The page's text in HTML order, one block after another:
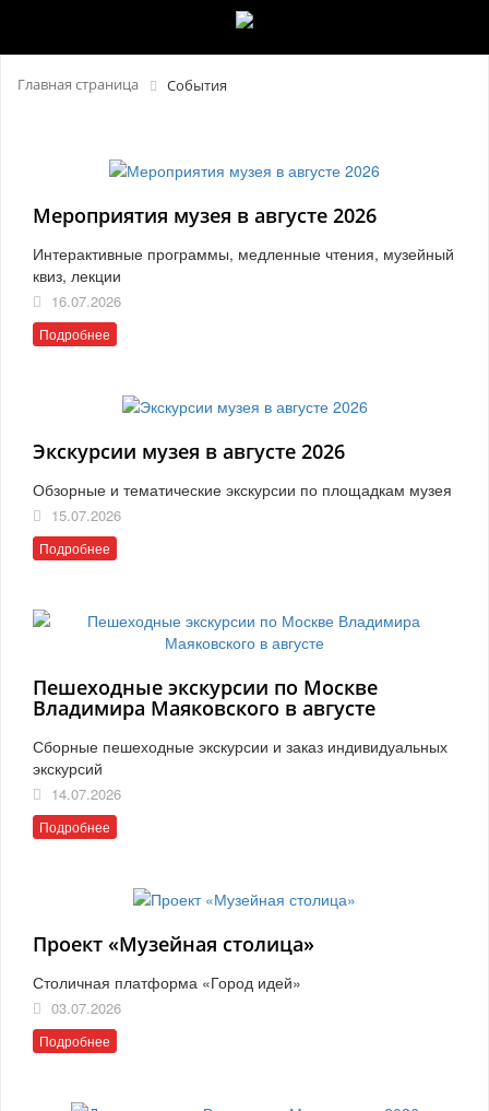
Главная страница События
Мероприятия музея в августе 2026
Интерактивные программы, медленные чтения, музейный
квиз, лекции
16.07.2026
Подробнее
Экскурсии музея в августе 2026
Обзорные и тематические экскурсии по площадкам музея
15.07.2026
Подробнее
Пешеходные экскурсии по Москве
Владимира Маяковского в августе
Сборные пешеходные экскурсии и заказ индивидуальных
экскурсий
14.07.2026
Подробнее
Проект «Музейная столица»
Столичная платформа «Город идей»
03.07.2026
Подробнее